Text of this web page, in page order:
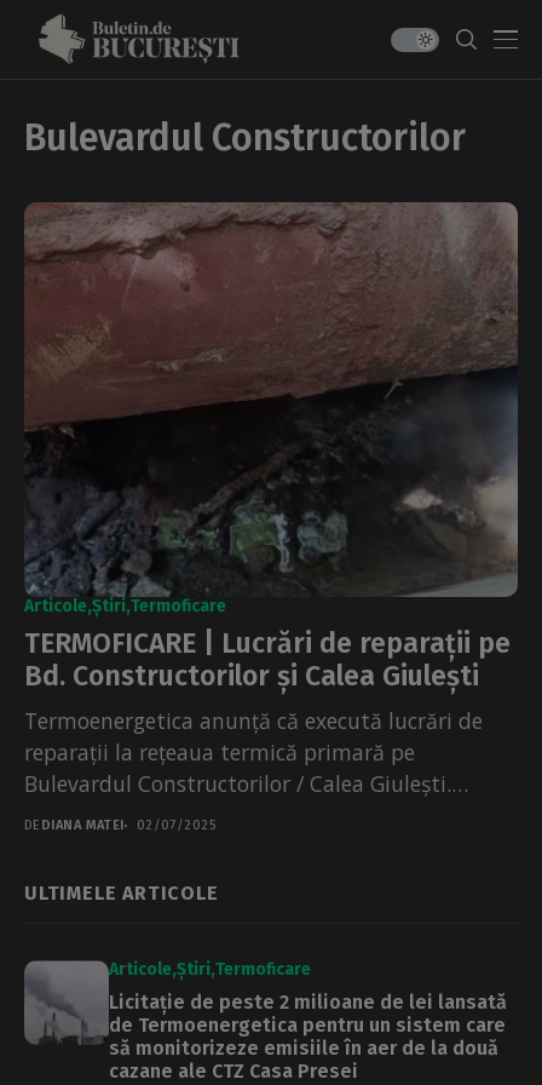
Bulevardul Constructorilor
Articole Știri Termoficare
TERMOFICARE | Lucrări de reparații pe
Bd. Constructorilor și Calea Giulești
Termoenergetica anunță că execută lucrări de
reparații la rețeaua termică primară pe
Bulevardul Constructorilor / Calea Giulești.
Conducta are diametrul de 600 milimetri....
DE DIANA MATEI 02/07/2025
ULTIMELE ARTICOLE
Articole Știri Termoficare
Licitație de peste 2 milioane de lei lansată
de Termoenergetica pentru un sistem care
să monitorizeze emisiile în aer de la două
cazane ale CTZ Casa Presei